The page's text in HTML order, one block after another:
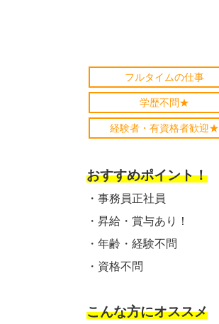
フルタイムの仕事
学歴不問★
経験者・有資格者歓迎★
おすすめポイント！
・事務員正社員
・昇給・賞与あり！
・年齢・経験不問
・資格不問
こんな方にオススメ